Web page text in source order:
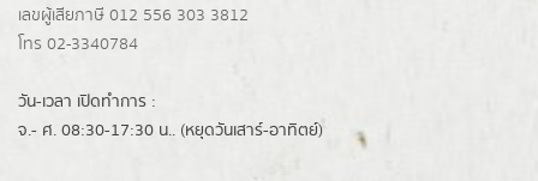
เลขผู้เสียภาษี 012 556 303 3812
โทร 02-3340784
วัน-เวลา เปิดทำการ :
จ.- ศ. 08:30-17:30 น.. (หยุดวันเสาร์-อาทิตย์)